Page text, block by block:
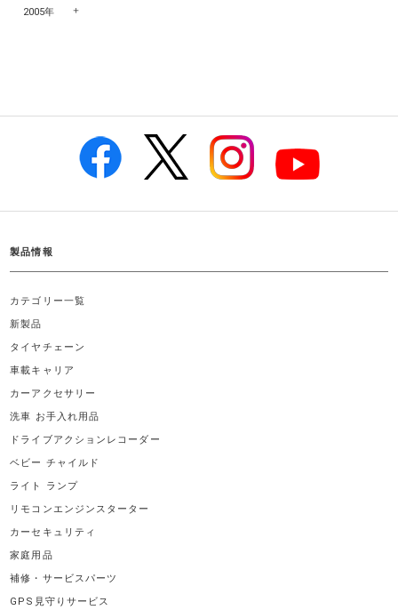
2005年
製品情報
カテゴリー一覧
新製品
タイヤチェーン
車載キャリア
カーアクセサリー
洗車 お手入れ用品
ドライブアクションレコーダー
ベビー チャイルド
ライト ランプ
リモコンエンジンスターター
カーセキュリティ
家庭用品
補修・サービスパーツ
GPS見守りサービス